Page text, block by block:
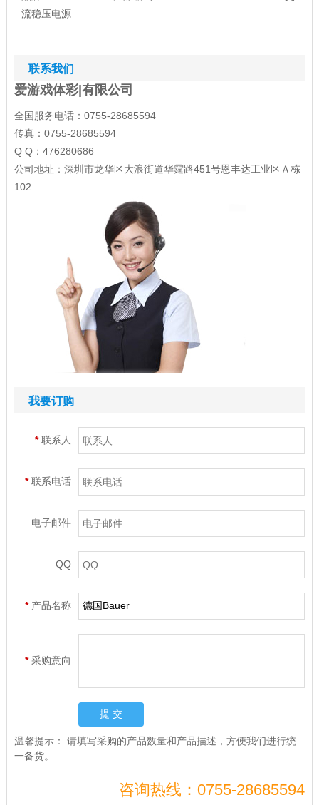
流稳压电源
联系我们
爱游戏体彩|有限公司
全国服务电话：0755-28685594
传真：0755-28685594
Q Q：476280686
公司地址：深圳市龙华区大浪街道华霆路451号恩丰达工业区Ａ栋
102
我要订购
*联系人
*联系电话
电子邮件
QQ
* 产品名称
*采购意向
温馨提示： 请填写采购的产品数量和产品描述，方便我们进行统
一备货。
咨询热线：0755-28685594